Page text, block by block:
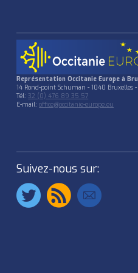
Représentation Occitanie Europe à
14 Rond-point Schuman - 1040 Bruxelles
Tél:32 (0) 476 89 35 57
E-mail:office@occitanie-europe.eu
Suivez-nous sur: